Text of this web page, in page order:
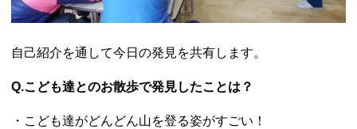
自己紹介を通して今日の発見を共有します。
Q.こども達とのお散歩で発見したことは？
・こども達がどんどん山を登る姿がすごい！